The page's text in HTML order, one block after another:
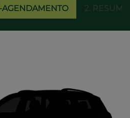
AGENDAMENTO 2. RESUMO